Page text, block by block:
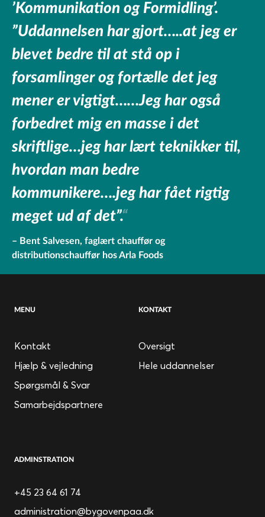
’Kommunikation og Formidling’.
”Uddannelsen har gjort…..at jeg er
blevet bedre til at stå op i
forsamlinger og fortælle det jeg
mener er vigtigt……Jeg har også
forbedret mig en masse i det
skriftlige…jeg har lært teknikker til,
hvordan man bedre
kommunikere….jeg har fået rigtig
meget ud af det”.
Bent Salvesen, faglært chauffør og
distributionschauffør hos Arla Foods
MENU
Kontakt
Hjælp & vejledning
Spørgsmål & Svar
Samarbejdspartnere
KONTAKT
Oversigt
Hele uddannelser
ADMINSTRATION
+45 23 64 61 74
administration@bygovenpaa.dk